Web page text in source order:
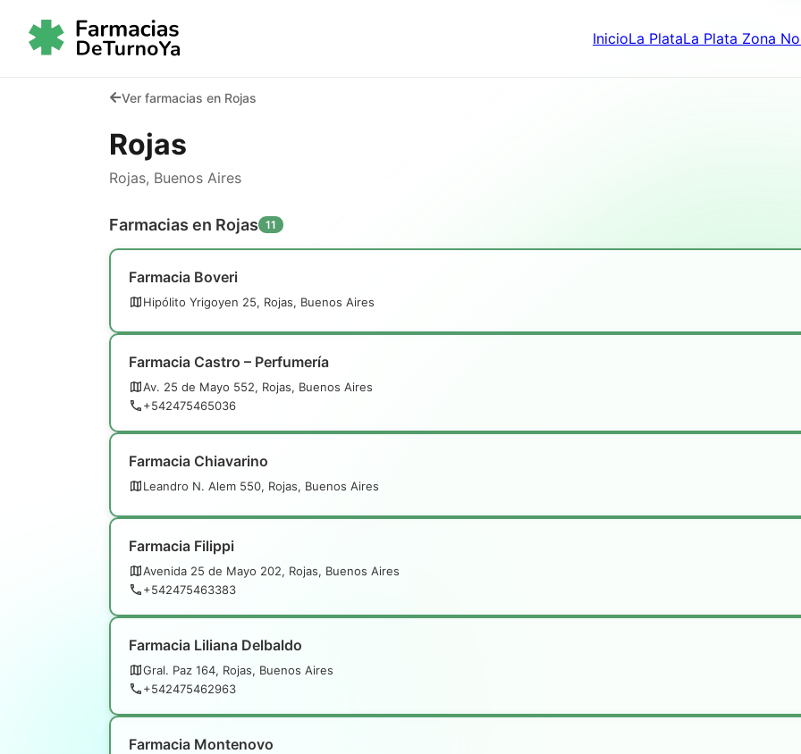
InicioLa PlataLa Plata Zona
Ver farmacias en Rojas
Rojas
Rojas, Buenos Aires
Farmacias en Rojas 11
Farmacia Boveri
Hipólito Yrigoyen 25, Rojas, Buenos Aires
Farmacia Castro – Perfumería
Av. 25 de Mayo 552, Rojas, Buenos Aires
+542475465036
Farmacia Chiavarino
Leandro N. Alem 550, Rojas, Buenos Aires
Farmacia Filippi
Avenida 25 de Mayo 202, Rojas, Buenos Aires
+542475463383
Farmacia Liliana Delbaldo
Gral. Paz 164, Rojas, Buenos Aires
+542475462963
Farmacia Montenovo